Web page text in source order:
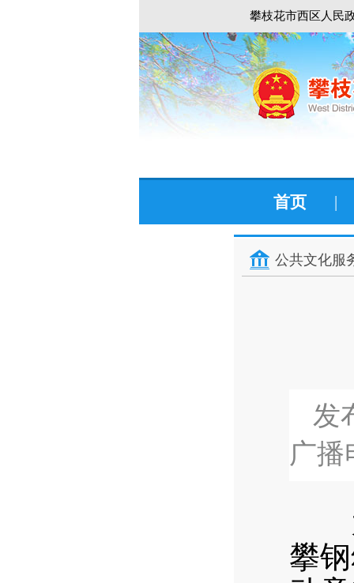
攀枝花市西区人民
首页 |
公共文化服
发
广播
为
攀